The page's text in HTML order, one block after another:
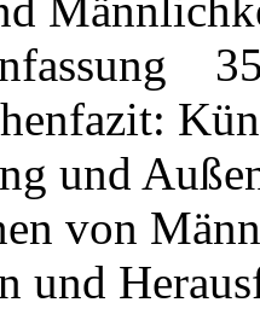
und
von
und